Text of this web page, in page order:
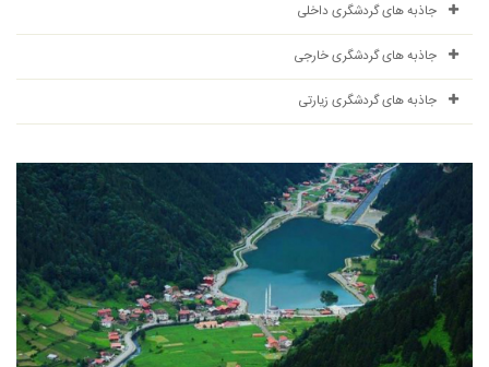
جاذبه های گردشگری داخلی
جاذبه های گردشگری خارجی
جاذبه های گردشگری زیارتی